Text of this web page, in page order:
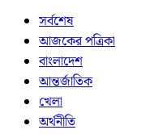
সর্বশেষ
আজকের পত্রিকা
বাংলাদেশ
আন্তর্জাতিক
খেলা
অর্থনীতি